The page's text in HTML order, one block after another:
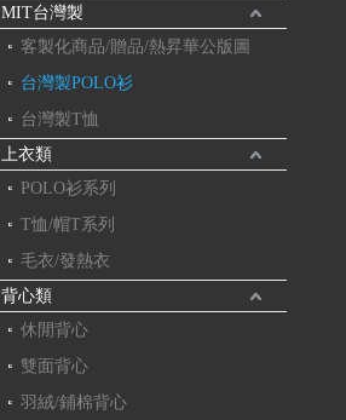
MIT台灣製
客製化商品/贈品/熱昇華公版圖
台灣製POLO衫
台灣製T恤
上衣類
POLO衫系列
T恤/帽T系列
毛衣/發熱衣
背心類
休閒背心
雙面背心
羽絨/鋪棉背心